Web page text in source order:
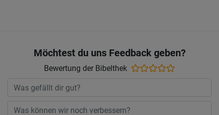
Möchtest du uns Feedback geben?
Bewertung der Bibelthek